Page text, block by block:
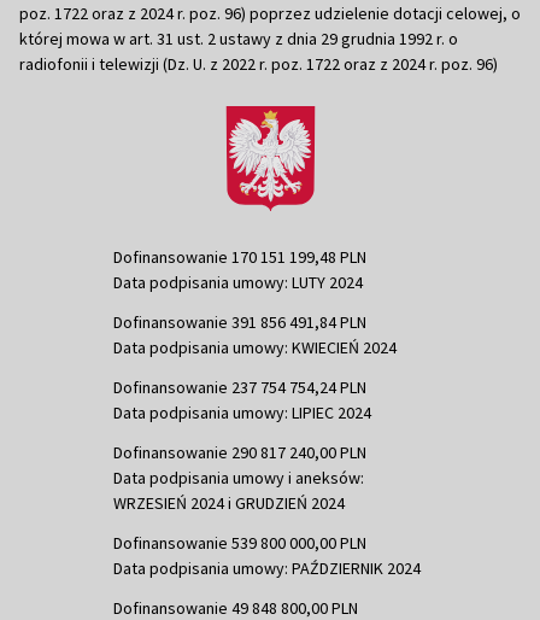
poz. 1722 oraz z 2024 r. poz. 96) poprzez udzielenie dotacji celowej, o
której mowa w art. 31 ust. 2 ustawy z dnia 29 grudnia 1992 r. o
radiofonii i telewizji (Dz. U. z 2022 r. poz. 1722 oraz z 2024 r. poz. 96)
Dofinansowanie 170 151 199,48 PLN
Data podpisania umowy: LUTY 2024
Dofinansowanie 391 856 491,84 PLN
Data podpisania umowy: KWIECIEŃ 2024
Dofinansowanie 237 754 754,24 PLN
Data podpisania umowy: LIPIEC 2024
Dofinansowanie 290 817 240,00 PLN
Data podpisania umowy i aneksów:
WRZESIEŃ 2024 i GRUDZIEŃ 2024
Dofinansowanie 539 800 000,00 PLN
Data podpisania umowy: PAŹDZIERNIK 2024
Dofinansowanie 49 848 800,00 PLN